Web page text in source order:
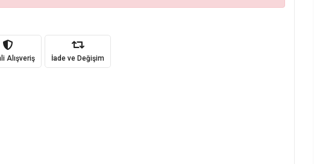
Alışveriş İade ve Değişim